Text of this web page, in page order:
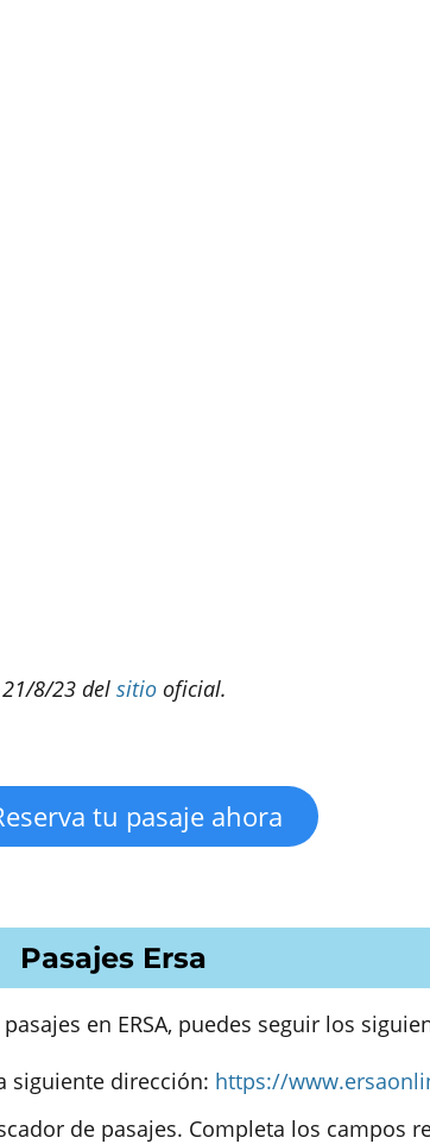
8/23 del sitio oficial.
tu pasaje ahora
Pasajes Ersa
en ERSA, puedes seguir los
siguiente dirección: https://
de pasajes. Completa los campos